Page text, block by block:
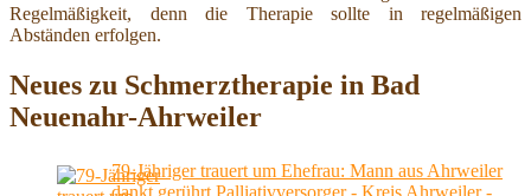
Regelmäßigkeit, denn die Therapie sollte in regelmäßigen
Abständen erfolgen.
Neues zu Schmerztherapie in Bad
Neuenahr-Ahrweiler
79-Jähriger trauert um Ehefrau: Mann aus Ahrweiler
dankt gerührt Palliativversorger - Kreis Ahrweiler -